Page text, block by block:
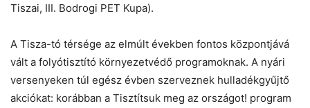
Tiszai, III. Bodrogi PET Kupa).
A Tisza-tó térsége az elmúlt években fontos központjává
vált a folyótisztító környezetvédő programoknak. A nyári
versenyeken túl egész évben szerveznek hulladékgyűjtő
akciókat: korábban a Tisztítsuk meg az országot! program